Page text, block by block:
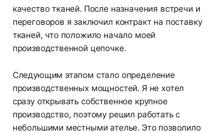
качество тканей. После назначения встречи и
переговоров я заключил контракт на поставку
тканей, что положило начало моей
производственной цепочке.
Следующим этапом стало определение
производственных мощностей. Я не хотел
сразу открывать собственное крупное
производство, поэтому решил работать с
небольшими местными ателье. Это позволило